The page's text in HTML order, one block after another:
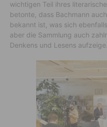
wichtigen Teil ihres
betonte, dass Bachmann
bekannt ist, was sich
aber die Sammlung auch
Denkens und Lesens aufzeige.